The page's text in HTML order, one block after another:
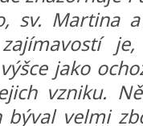
sv. Martina
je,
jako
vzniku.
býval velmi